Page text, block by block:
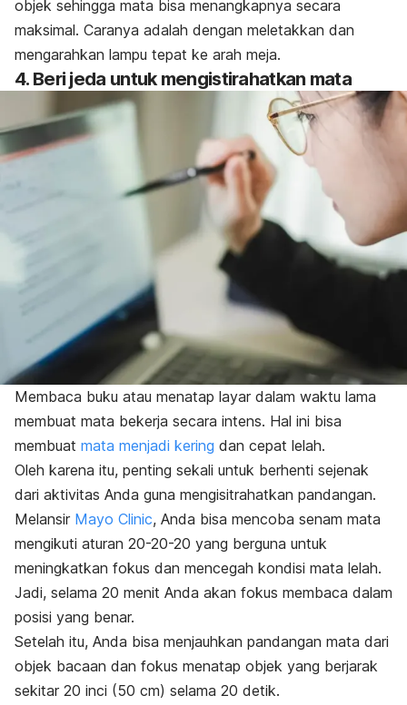
objek sehingga mata bisa menangkapnya secara
maksimal. Caranya adalah dengan meletakkan dan
mengarahkan lampu tepat ke arah meja.
4. Beri jeda untuk mengistirahatkan mata
Membaca buku atau menatap layar dalam waktu lama
membuat mata bekerja secara intens. Hal ini bisa
membuat mata menjadi kering dan cepat lelah.
Oleh karena itu, penting sekali untuk berhenti sejenak
dari aktivitas Anda guna mengisitrahatkan pandangan.
Melansir Mayo Clinic, Anda bisa mencoba senam mata
mengikuti aturan 20-20-20 yang berguna untuk
meningkatkan fokus dan mencegah kondisi mata lelah.
Jadi, selama 20 menit Anda akan fokus membaca dalam
posisi yang benar.
Setelah itu, Anda bisa menjauhkan pandangan mata dari
objek bacaan dan fokus menatap objek yang berjarak
sekitar 20 inci (50 cm) selama 20 detik.